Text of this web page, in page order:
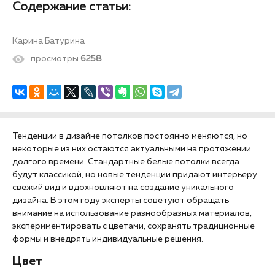
Содержание статьи:
Карина Батурина
просмотры 6258
Тенденции в дизайне потолков постоянно меняются, но
некоторые из них остаются актуальными на протяжении
долгого времени. Стандартные белые потолки всегда
будут классикой, но новые тенденции придают интерьеру
свежий вид и вдохновляют на создание уникального
дизайна. В этом году эксперты советуют обращать
внимание на использование разнообразных материалов,
экспериментировать с цветами, сохранять традиционные
формы и внедрять индивидуальные решения.
Цвет